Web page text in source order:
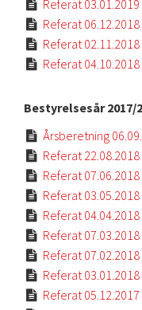
 Referat 03.01.2019
 Referat 06.12.2018
 Referat 02.11.2018
 Referat 04.10.2018
Bestyrelsesår 2017/
 Årsberetning
 Referat 22.08.2018
 Referat 07.06.2018
 Referat 03.05.2018
 Referat 04.04.2018
 Referat 07.03.2018
 Referat 07.02.2018
 Referat 03.01.2018
 Referat 05.12.2017